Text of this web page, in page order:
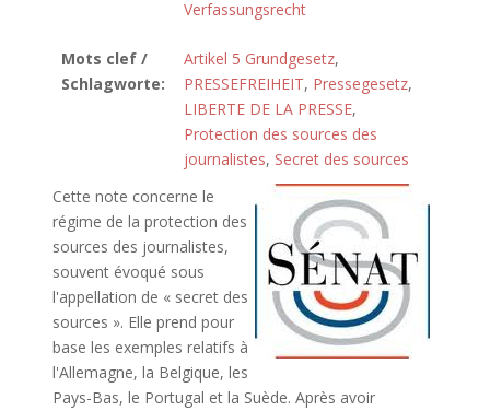
Verfassungsrecht
Mots clef /
Schlagworte:
Artikel 5 Grundgesetz,
PRESSEFREIHEIT, Pressegesetz,
LIBERTE DE LA PRESSE,
Protection des sources des
journalistes, Secret des sources
Cette note concerne le
régime de la protection des
sources des journalistes,
souvent évoqué sous
l'appellation de « secret des
sources ». Elle prend pour
base les exemples relatifs à
l'Allemagne, la Belgique, les
Pays-Bas, le Portugal et la Suède. Après avoir